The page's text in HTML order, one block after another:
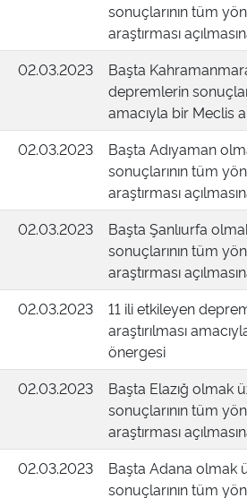
sonuçlarının tüm
araştırması
02.03.2023
Başta
depremlerin
amacıyla bir Meclis
02.03.2023
Başta Adıyaman
sonuçlarının tüm
araştırması
02.03.2023
Başta Şanlıurfa
sonuçlarının tüm
araştırması
02.03.2023
11 ili etkileyen
araştırılması
önergesi
02.03.2023
Başta Elazığ olmak
sonuçlarının tüm
araştırması
02.03.2023
Başta Adana olmak
sonuçlarının tüm